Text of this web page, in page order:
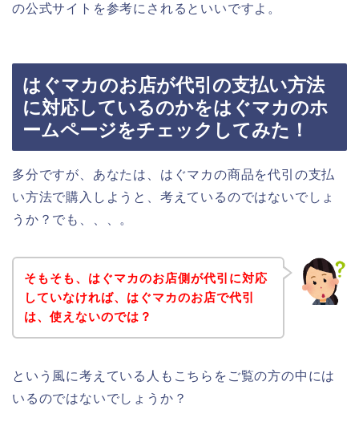
の公式サイトを参考にされるといいですよ。
はぐマカのお店が代引の支払い方法
に対応しているのかをはぐマカのホ
ームページをチェックしてみた！
多分ですが、あなたは、はぐマカの商品を代引の支払
い方法で購入しようと、考えているのではないでしょ
うか？でも、、、。
そもそも、はぐマカのお店側が代引に対応
していなければ、はぐマカのお店で代引
は、使えないのでは？
という風に考えている人もこちらをご覧の方の中には
いるのではないでしょうか？